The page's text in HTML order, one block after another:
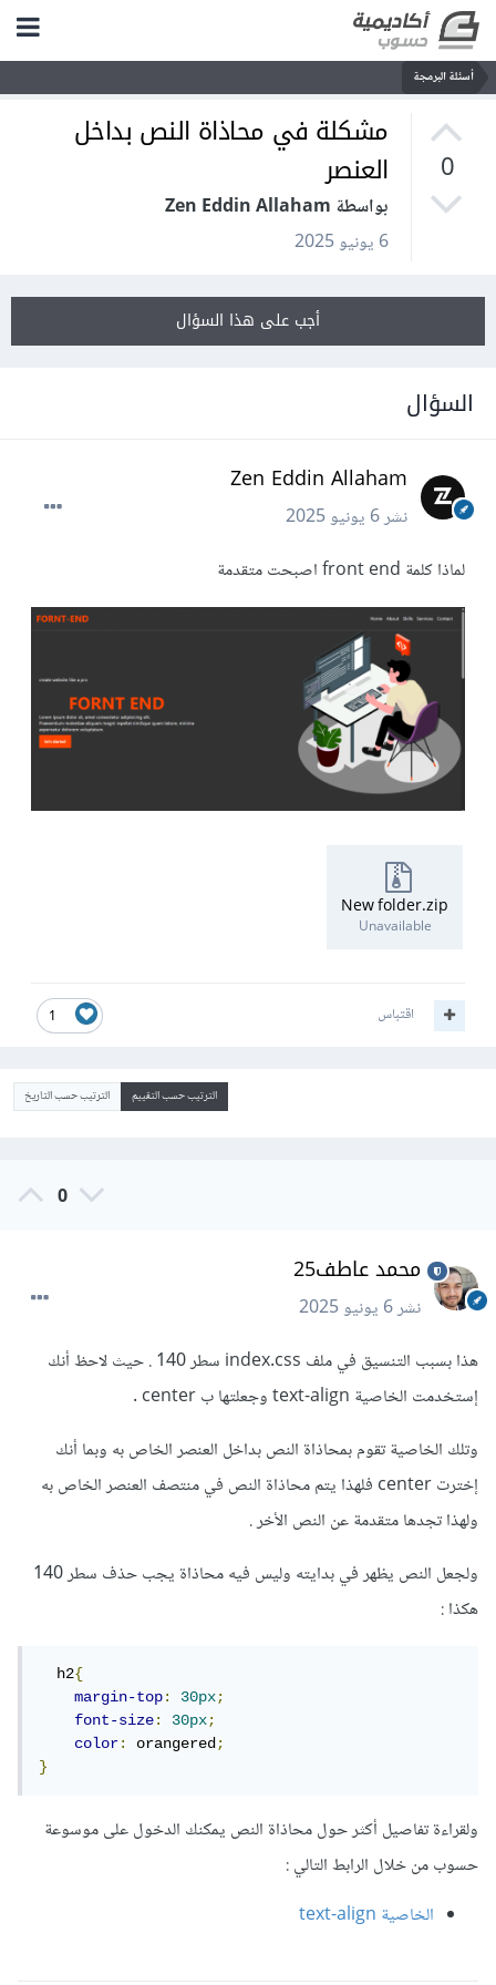
أسئلة البرمجة
0
مشكلة في محاذاة النص بداخل
العنصر
بواسطة Zen Eddin Allaham
6 يونيو 2025
أجب على هذا السؤال
السؤال
Zen Eddin Allaham
نشر6 يونيو 2025
لماذا كلمة front end اصبحت متقدمة
New folder.zip
Unavailable
1 اقتباس
الترتيب حسب التقييم الترتيب حسب التاريخ
0
محمد عاطف25
نشر6 يونيو 2025
هذا بسبب التنسيق في ملف index.css سطر 140 . حيث لاحظ أنك
إستخدمت الخاصية text-align وجعلتها ب center .
وتلك الخاصية تقوم بمحاذاة النص بداخل العنصر الخاص به وبما أنك
إخترت center فلهذا يتم محاذاة النص في منتصف العنصر الخاص به
ولهذا تجدها متقدمة عن النص الأخر .
ولجعل النص يظهر في بدايته وليس فيه محاذاة يجب حذف سطر 140
هكذا
  h2
{
margin-top: 30px;
font-size: 30px;
color: orangered;
}
ولقراءة تفاصيل أكثر حول محاذاة النص يمكنك الدخول على موسوعة
حسوب من خلال الرابط التالي
الخاصية text-align